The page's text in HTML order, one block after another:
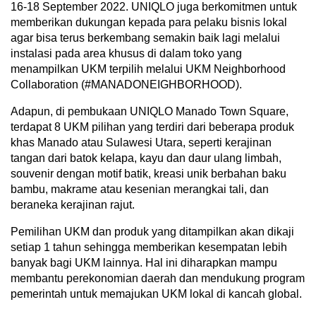
16-18 September 2022. UNIQLO juga berkomitmen untuk
memberikan dukungan kepada para pelaku bisnis lokal
agar bisa terus berkembang semakin baik lagi melalui
instalasi pada area khusus di dalam toko yang
menampilkan UKM terpilih melalui UKM Neighborhood
Collaboration (#MANADONEIGHBORHOOD).
Adapun, di pembukaan UNIQLO Manado Town Square,
terdapat 8 UKM pilihan yang terdiri dari beberapa produk
khas Manado atau Sulawesi Utara, seperti kerajinan
tangan dari batok kelapa, kayu dan daur ulang limbah,
souvenir dengan motif batik, kreasi unik berbahan baku
bambu, makrame atau kesenian merangkai tali, dan
beraneka kerajinan rajut.
Pemilihan UKM dan produk yang ditampilkan akan dikaji
setiap 1 tahun sehingga memberikan kesempatan lebih
banyak bagi UKM lainnya. Hal ini diharapkan mampu
membantu perekonomian daerah dan mendukung program
pemerintah untuk memajukan UKM lokal di kancah global.